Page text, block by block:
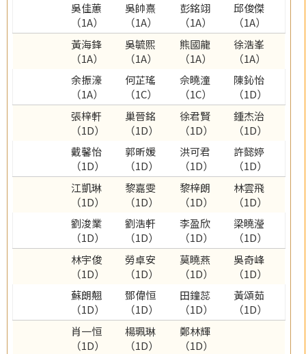
吳佳蕙
（1A）
吳帥熹
（1A）
彭銘翊
（1A）
邱俊傑
（1A）
黃海鋒
（1A）
吳毓熙
（1A）
熊國龍
（1A）
徐浩峯
（1A）
余振濠
（1A）
何芷瑤
（1C）
佘曉潼
（1C）
陳鈊怡
（1D）
張梓軒
（1D）
巢晉銘
（1D）
徐君賢
（1D）
鍾杰治
（1D）
戴馨怡
（1D）
郭昕媛
（1D）
洪可君
（1D）
許懿婷
（1D）
江凱琳
（1D）
黎嘉雯
（1D）
黎梓朗
（1D）
林雲飛
（1D）
劉浚業
（1D）
劉浩軒
（1D）
李盈欣
（1D）
梁曉瀅
（1D）
林宇俊
（1D）
勞卓安
（1D）
莫曉燕
（1D）
吳奇峰
（1D）
蘇朗翹
（1D）
鄧偉恒
（1D）
田鐘蕊
（1D）
黃頌茹
（1D）
肖一恒
（1D）
楊珮琳
（1D）
鄭林輝
（1D）